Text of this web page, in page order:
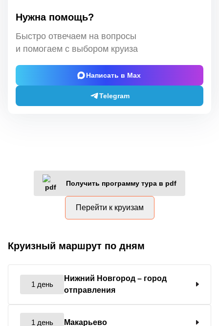
Нужна помощь?
Быстро отвечаем на вопросы
и помогаем с выбором круиза
Написать в Max
Telegram
Получить программу тура в pdf
Перейти к круизам
Круизный маршрут по дням
1 день
Нижний Новгород – город
отправления
1 день Макарьево